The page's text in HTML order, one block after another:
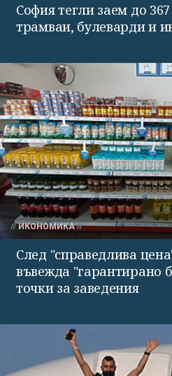
София тегли заем до
трамваи, булеварди и
ИКОНОМИКА
След "справедлива
въвежда "гарантирано
точки за заведения